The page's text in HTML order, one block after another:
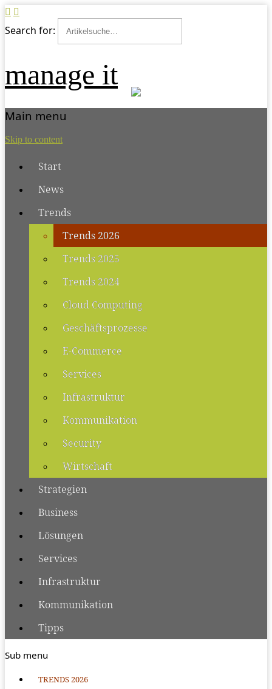
Search for:
manage it
Main menu
Skip to content
Start
News
Trends
Trends 2026
Trends 2025
Trends 2024
Cloud Computing
Geschäftsprozesse
E-Commerce
Services
Infrastruktur
Kommunikation
Security
Wirtschaft
Strategien
Business
Lösungen
Services
Infrastruktur
Kommunikation
Tipps
Sub menu
TRENDS 2026